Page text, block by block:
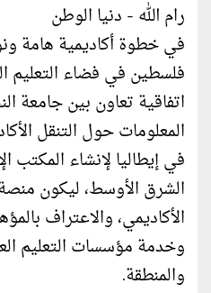
رام الله - دنيا الوطن
في خطوة أكاديمية هامة
فلسطين في فضاء التعليم
اتفاقية تعاون بين جامعة
الشرق الأوسط، ليكون منصة
الأكاديمي، والاعتراف
وخدمة مؤسسات التعليم
والمنطقة.